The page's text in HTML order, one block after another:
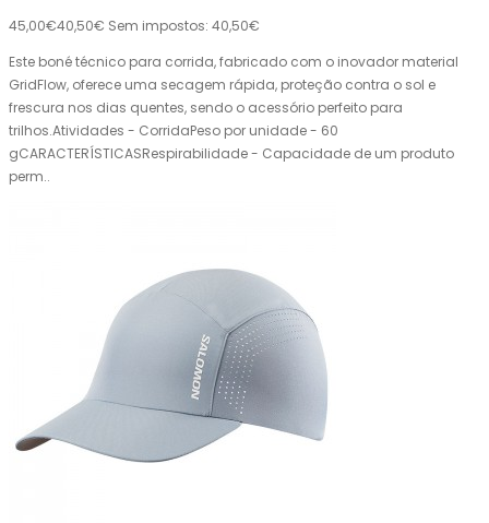
45,00€40,50€ Sem impostos: 40,50€
Este boné técnico para corrida, fabricado com o inovador material
GridFlow, oferece uma secagem rápida, proteção contra o sol e
frescura nos dias quentes, sendo o acessório perfeito para
trilhos.Atividades - CorridaPeso por unidade - 60
gCARACTERÍSTICASRespirabilidade - Capacidade de um produto
perm..